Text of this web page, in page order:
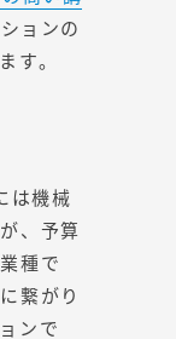
ョンの
す。
は機械
、予算
種で
繋がり
ンで